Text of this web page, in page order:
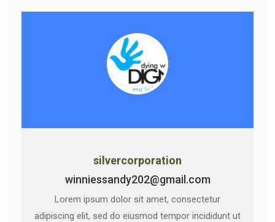
silvercorporation
winniessandy202@gmail.com
Lorem ipsum dolor sit amet, consectetur
adipiscing elit, sed do eiusmod tempor incididunt ut